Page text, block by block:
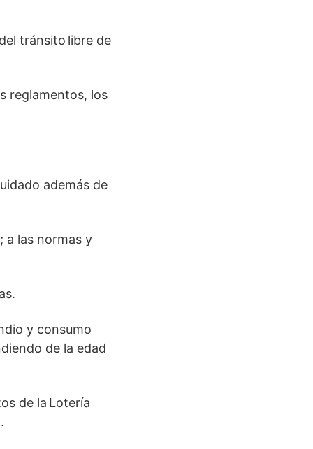
tránsito libre de
reglamentos, los
además de
a las normas y
y consumo
de la edad
de la Lotería